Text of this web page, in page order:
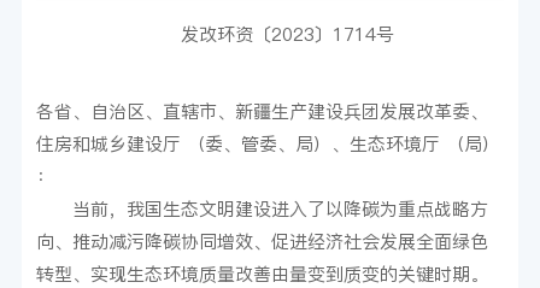
水处理既是深入打好污染防治攻坚战的重要抓手，也是推
污降碳协同增效，制定本实施意见。
发改环资〔2023〕1714号
各省、自治区、直辖市、新疆生产建设兵团发展改革委、
住房和城乡建设厅 （委、管委、局）、生态环境厅 （局）
：
当前，我国生态文明建设进入了以降碳为重点战略方
向、推动减污降碳协同增效、促进经济社会发展全面绿色
转型、实现生态环境质量改善由量变到质变的关键时期。